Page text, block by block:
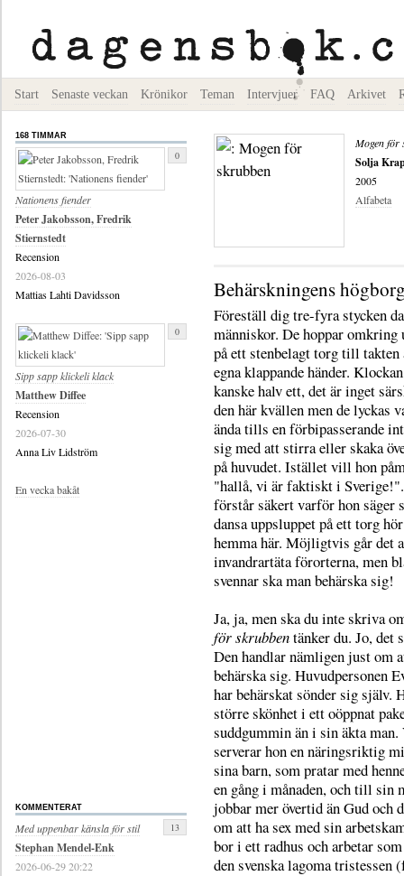
Start Senaste veckan Krönikor Teman Intervjuer FAQ Arkivet
Mogen för
Solja
2005
Alfabeta
Behärskningens
Föreställ dig tre-fyra stycken
människor. De hoppar omkring
på ett stenbelagt torg till takten
egna klappande händer.
kanske halv ett, det är inget
den här kvällen men de lyckas
ända tills en förbipasserande
sig med att stirra eller skaka
på huvudet. Istället vill hon
"hallå, vi är faktiskt i
förstår säkert varför hon säger
dansa uppsluppet på ett torg
hemma här. Möjligtvis går det
invandrartäta förorterna, men
svennar ska man behärska sig!
Ja, ja, men ska du inte skriva
för skrubbentänker du. Jo, det
Den handlar nämligen just om
behärska sig. Huvudpersonen
har behärskat sönder sig själv.
större skönhet i ett oöppnat
suddgummin än i sin äkta man.
serverar hon en näringsriktig
sina barn, som pratar med
en gång i månaden, och till sin
jobbar mer övertid än Gud och
om att ha sex med sin
bor i ett radhus och arbetar
den svenska lagoma tristessen
168 TIMMAR
Nationens fiender
Peter Jakobsson, Fredrik
Stiernstedt
Recension
2026-08-03
Mattias Lahti Davidsson
0
Sipp sapp klickeli klack
Matthew Diffee
Recension
2026-07-30
Anna Liv Lidström
0
En vecka bakåt
KOMMENTERAT
Med uppenbar känsla för stil
Stephan Mendel-Enk
2026-06-29 20:22
13